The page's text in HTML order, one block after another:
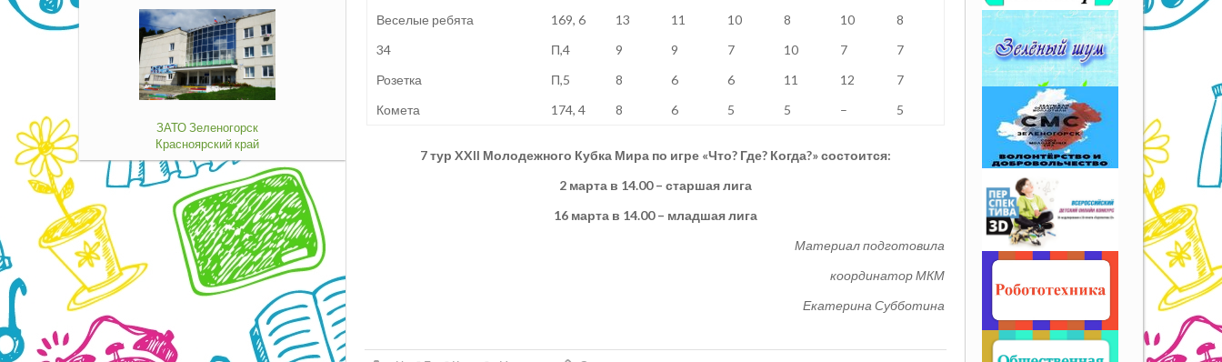
ЗАТО Зеленогорск
Красноярский край
Веселые ребята
169, 6 13 11 10 8 10
8
34
П,4 9 9 7 10 7
7
Розетка
П,5 8 6 6 11 12
7
Комета
174, 4 8 6 5 5 – 5
7 тур XXII Молодежного Кубка Мира по игре «Что? Где? Когда?» состоится:
2 марта в 14.00 – старшая лига
16 марта в 14.00 – младшая лига
Материал подготовила
координатор МКМ
Екатерина Субботина